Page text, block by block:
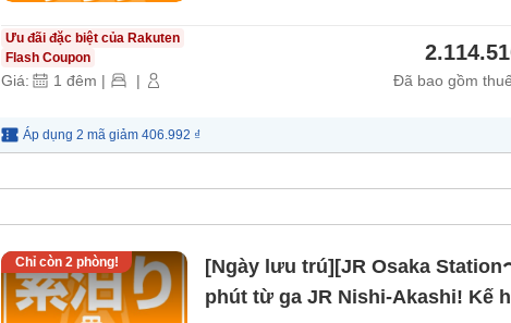
Ưu đãi đặc biệt của Rakuten
Flash Coupon
Giá: 1 đêm | | Đã bao gồm
Áp dụng 2 mã giảm 406.992 ₫
Chỉ còn 2 phòng!
[Ngày lưu trú][JR Osaka Station
phút từ ga JR Nishi-Akashi! Kế